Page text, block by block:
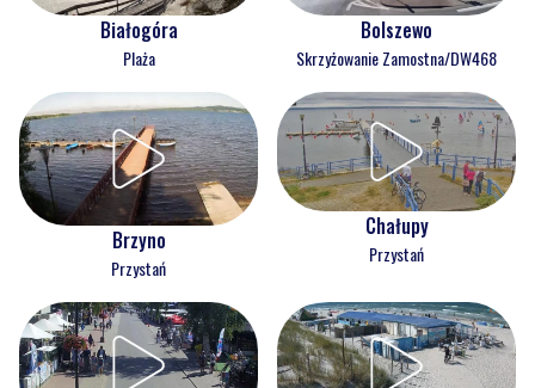
Białogóra
Plaża
Bolszewo
Skrzyżowanie Zamostna/DW468
Brzyno
Przystań
Chałupy
Przystań